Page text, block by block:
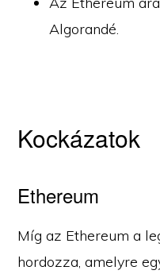
Algorandé.
Kockázatok
Ethereum
Míg az Ethereum a
hordozza, amelyre